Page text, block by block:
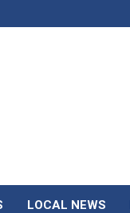
LOCAL NEWS